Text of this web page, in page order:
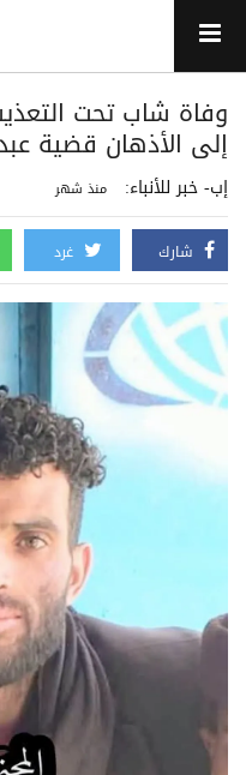
وفاة شاب تحت
إلى الأذهان قضية
إب- خبر للأنباء: منذ شهر
شارك غرد